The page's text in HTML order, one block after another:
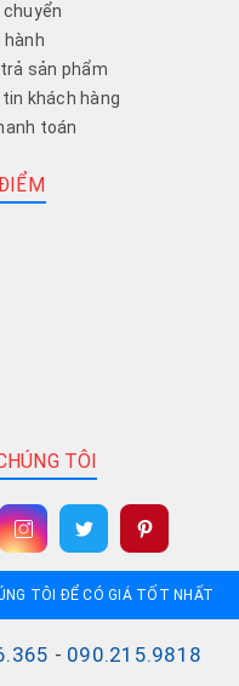
hành
sản phẩm
khách hàng
toán
TÔI
TÔI ĐỂ CÓ GIÁ TỐT NHẤT
- 090.215.9818